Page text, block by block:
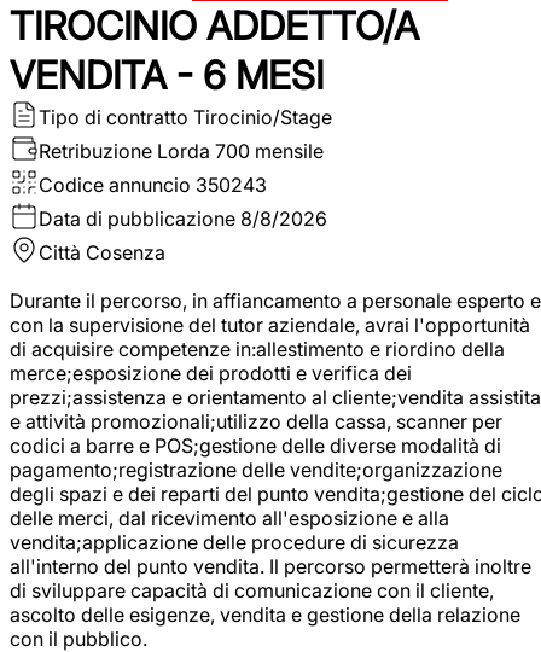
TIROCINIO ADDETTO/A
VENDITA - 6 MESI
Tipo di contratto Tirocinio/Stage
Retribuzione Lorda 700 mensile
Codice annuncio 350243
Data di pubblicazione 8/8/2026
Città Cosenza
Durante il percorso, in affiancamento a personale esperto e
con la supervisione del tutor aziendale, avrai l'opportunità
di acquisire competenze in:allestimento e riordino della
merce;esposizione dei prodotti e verifica dei
prezzi;assistenza e orientamento al cliente;vendita assistita
e attività promozionali;utilizzo della cassa, scanner per
codici a barre e POS;gestione delle diverse modalità di
pagamento;registrazione delle vendite;organizzazione
degli spazi e dei reparti del punto vendita;gestione del
delle merci, dal ricevimento all'esposizione e alla
vendita;applicazione delle procedure di sicurezza
all'interno del punto vendita. Il percorso permetterà inoltre
di sviluppare capacità di comunicazione con il cliente,
ascolto delle esigenze, vendita e gestione della relazione
con il pubblico.